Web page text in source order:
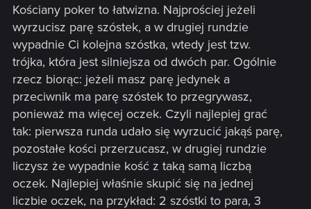
Kościany poker to łatwizna. Najprościej jeżeli
wyrzucisz parę szóstek, a w drugiej rundzie
wypadnie Ci kolejna szóstka, wtedy jest tzw.
trójka, która jest silniejsza od dwóch par. Ogólnie
rzecz biorąc: jeżeli masz parę jedynek a
przeciwnik ma parę szóstek to przegrywasz,
ponieważ ma więcej oczek. Czyli najlepiej grać
tak: pierwsza runda udało się wyrzucić jakąś parę,
pozostałe kości przerzucasz, w drugiej rundzie
liczysz że wypadnie kość z taką samą liczbą
oczek. Najlepiej właśnie skupić się na jednej
liczbie oczek, na przykład: 2 szóstki to para, 3